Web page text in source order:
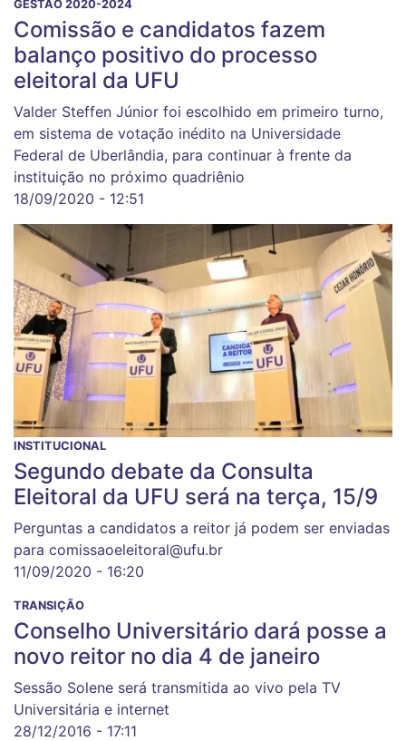
GESTÃO 2020-2024
Comissão e candidatos fazem
balanço positivo do processo
eleitoral da UFU
Valder Steffen Júnior foi escolhido em primeiro turno,
em sistema de votação inédito na Universidade
Federal de Uberlândia, para continuar à frente da
instituição no próximo quadriênio
18/09/2020 - 12:51
INSTITUCIONAL
Segundo debate da Consulta
Eleitoral da UFU será na terça, 15/9
Perguntas a candidatos a reitor já podem ser enviadas
para comissaoeleitoral@ufu.br
11/09/2020 - 16:20
TRANSIÇÃO
Conselho Universitário dará posse a
novo reitor no dia 4 de janeiro
Sessão Solene será transmitida ao vivo pela TV
Universitária e internet
28/12/2016 - 17:11